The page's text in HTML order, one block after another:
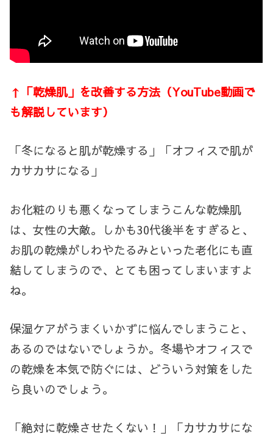
↑「乾燥肌」を改善する方法（YouTube動画で
も解説しています）
「冬になると肌が乾燥する」「オフィスで肌が
カサカサになる」
お化粧のりも悪くなってしまうこんな乾燥肌
は、女性の大敵。しかも30代後半をすぎると、
お肌の乾燥がしわやたるみといった老化にも直
結してしまうので、とても困ってしまいますよ
ね。
保湿ケアがうまくいかずに悩んでしまうこと、
あるのではないでしょうか。冬場やオフィスで
の乾燥を本気で防ぐには、どういう対策をした
ら良いのでしょう。
「絶対に乾燥させたくない！」「カサカサにな